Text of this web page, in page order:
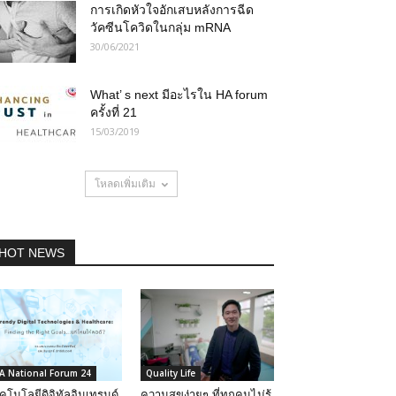
การเกิดหัวใจอักเสบหลังการฉีด
วัคซีนโควิดในกลุ่ม mRNA
30/06/2021
What’ s next มีอะไรใน HA forum
ครั้งที่ 21
15/03/2019
โหลดเพิ่มเติม
NEWS
National Forum 24 Quality Life